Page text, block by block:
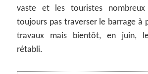
vaste et les touristes
toujours pas traverser le barrage à
travaux mais bientôt, en juin,
rétabli.